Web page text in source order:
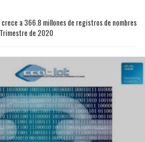
a 366.8 millones de registros de nombres
de 2020